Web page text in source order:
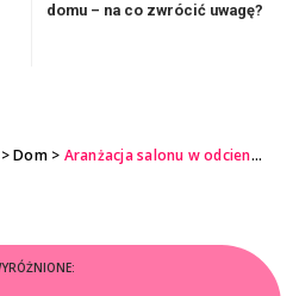
domu – na co zwrócić uwagę?
>Dom> Aranżacja salonu w odcieniach szarości